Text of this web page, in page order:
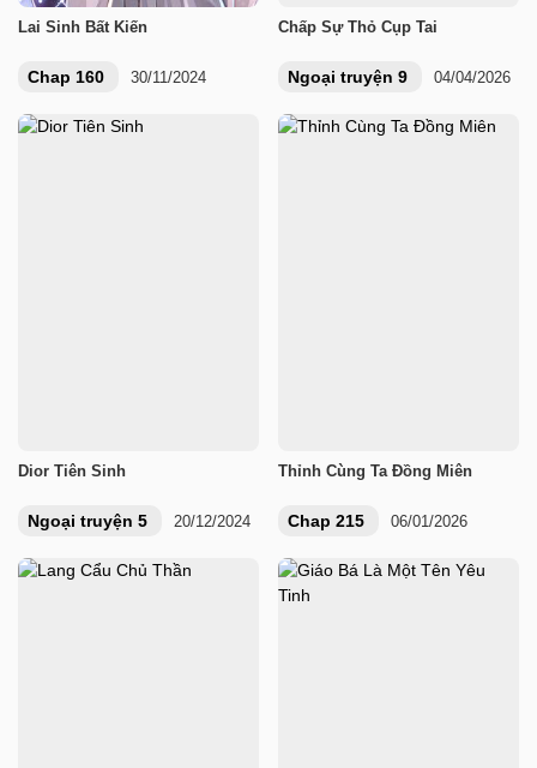
Lai Sinh Bất Kiến
Chap 160 30/11/2024
Chấp Sự Thỏ Cụp Tai
Ngoại truyện 9 04/04/2026
Dior Tiên Sinh
Ngoại truyện 5 20/12/2024
Thỉnh Cùng Ta Đồng Miên
Chap 215 06/01/2026